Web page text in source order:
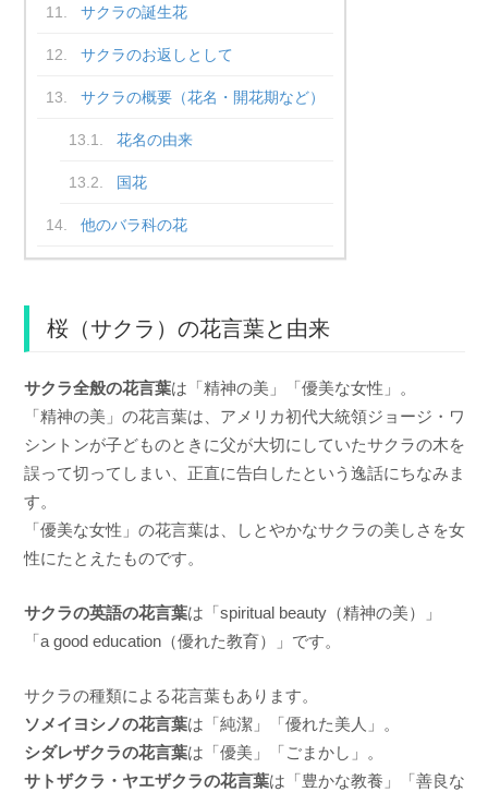
サクラの誕生花
サクラのお返しとして
サクラの概要（花名・開花期など）
花名の由来
国花
他のバラ科の花
桜（サクラ）の花言葉と由来
サクラ全般の花言葉は「精神の美」「優美な女性」。
「精神の美」の花言葉は、アメリカ初代大統領ジョージ・ワ
シントンが子どものときに父が大切にしていたサクラの木を
誤って切ってしまい、正直に告白したという逸話にちなみま
す。
「優美な女性」の花言葉は、しとやかなサクラの美しさを女
性にたとえたものです。
サクラの英語の花言葉は「spiritual beauty（精神の美）」
「a good education（優れた教育）」です。
サクラの種類による花言葉もあります。
ソメイヨシノの花言葉は「純潔」「優れた美人」。
シダレザクラの花言葉は「優美」「ごまかし」。
サトザクラ・ヤエザクラの花言葉は「豊かな教養」「善良な